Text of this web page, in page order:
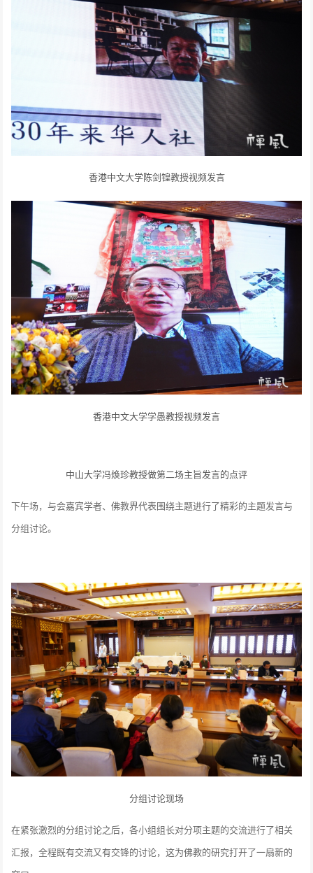
香港中文大学陈剑锽教授视频发言
香港中文大学学愚教授视频发言
中山大学冯焕珍教授做第二场主旨发言的点评
下午场，与会嘉宾学者、佛教界代表围绕主题进行了精彩的主题发言与
分组讨论。
分组讨论现场
在紧张激烈的分组讨论之后，各小组组长对分项主题的交流进行了相关
汇报，全程既有交流又有交锋的讨论，这为佛教的研究打开了一扇新的